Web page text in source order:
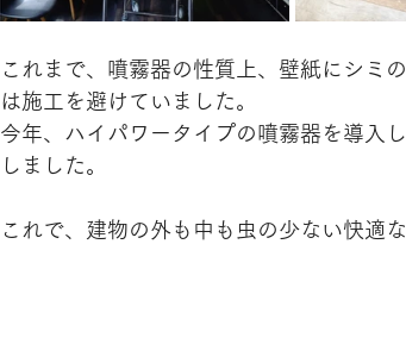
これまで、噴霧器の性質上、壁紙にシミ
は施工を避けていました。
今年、ハイパワータイプの噴霧器を導入
しました。
これで、建物の外も中も虫の少ない快適